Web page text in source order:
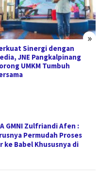
»
Sinergi dengan
JNE Pangkalpinang
UMKM Tumbuh
GMNI Zulfriandi Afen :
Permudah Proses
ke Babel Khususnya di